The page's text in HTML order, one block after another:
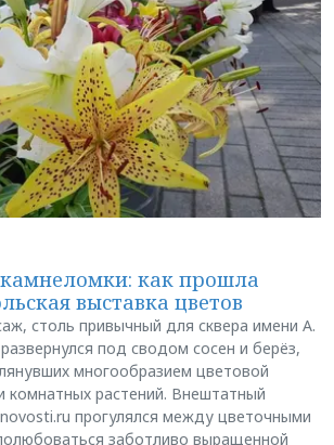
как прошла
выставка цветов
столь привычный для сквера имени А.
под сводом сосен и берёз,
многообразием цветовой
комнатных растений. Внештатный
прогулялся между цветочными
заботливо выращенной